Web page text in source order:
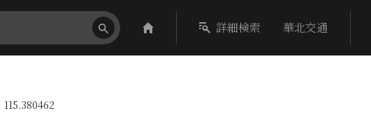
詳細検索 華北交通
115.380462